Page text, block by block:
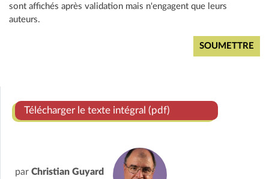
sont affichés après validation mais n'engagent que leurs
auteurs.
Télécharger le texte intégral (pdf)
par Christian Guyard